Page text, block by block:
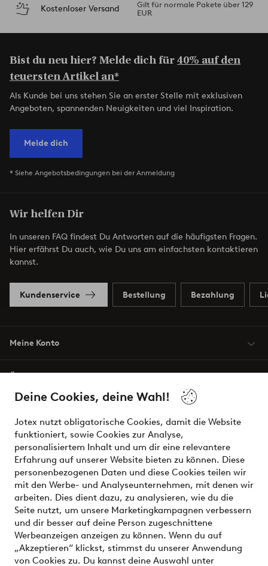
Deine Cookies, deine Wahl!
Jotex nutzt obligatorische Cookies, damit die Website
funktioniert, sowie Cookies zur Analyse,
personalisiertem Inhalt und um dir eine relevantere
Erfahrung auf unserer Website bieten zu können. Diese
personenbezogenen Daten und diese Cookies teilen wir
mit den Werbe- und Analyseunternehmen, mit denen wir
arbeiten. Dies dient dazu, zu analysieren, wie du die
Seite nutzt, um unsere Marketingkampagnen verbessern
und dir besser auf deine Person zugeschnittene
Werbeanzeigen anzeigen zu können. Wenn du auf
„Akzeptieren“ klickst, stimmst du unserer Anwendung
von Cookies zu. Du kannst deine Auswahl unter
Kostenloser Versand
Gilt für normale Pakete über 129
EUR
Bist du neu hier? Melde dich für40% auf den
teuersten Artikel an*
Als Kunde bei uns stehen Sie an erster Stelle mit exklusiven
Angeboten, spannenden Neuigkeiten und viel Inspiration.
Melde dich
* Siehe Angebotsbedingungen bei der Anmeldung
Wir helfen Dir
In unseren FAQ findest Du Antworten auf die häufigsten Fragen.
Hier erfährst Du auch, wie Du uns am einfachsten kontaktieren
kannst.
Kundenservice Bestellung Bezahlung
Meine Konto
Bedingungen
Sichere Zahlungen - Jetzt bezahlen oder aufteilen
Möchtest du mehr über unsere
Zahlungsmöglichkeitenerfahren?